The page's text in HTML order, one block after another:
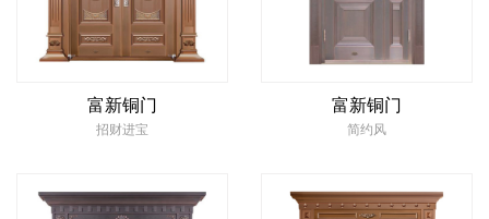
富新铜门
招财进宝
富新铜门
简约风